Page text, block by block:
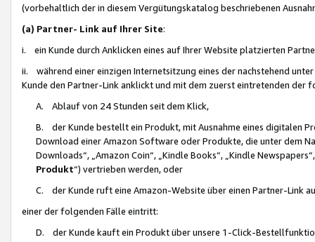
(vorbehaltlich der in diesem Vergütungskatalog beschriebenen
(a) Partner- Link auf Ihrer Site:
i. ein Kunde durch Anklicken eines auf Ihrer Website platzierten
ii. während einer einzigen Internetsitzung eines der nachstehend
Kunde den Partner-Link anklickt und mit dem zuerst eintretenden der
A. Ablauf von 24 Stunden seit dem Klick,
B. der Kunde bestellt ein Produkt, mit Ausnahme eines digitalen
Download einer Amazon Software oder Produkte, die unter dem
Downloads“, „Amazon Coin“, „Kindle Books“, „Kindle
Produkt“) vertrieben werden, oder
C. der Kunde ruft eine Amazon-Website über einen Partner-Link
einer der folgenden Fälle eintritt:
D. der Kunde kauft ein Produkt über unsere 1-Click-